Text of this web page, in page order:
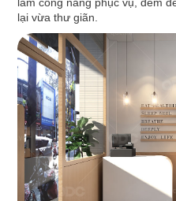
EL
El Gaucho Lotte Mall
tưởng cho trải
mang phong cách
lại vừa thư giãn.